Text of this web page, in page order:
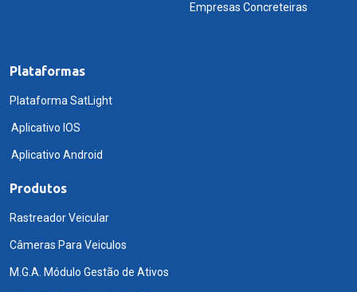
Empresas Concreteiras
Plataformas
Plataforma SatLight
Aplicativo IOS
Aplicativo Android
Produtos
Rastreador Veicular
Câmeras Para Veiculos
M.G.A. Módulo Gestão de Ativos